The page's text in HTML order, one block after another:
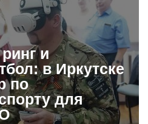
и
в Иркутске
по
для